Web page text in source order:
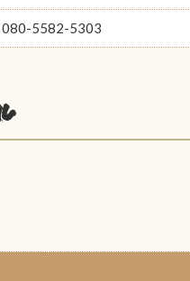
080-5582-5303